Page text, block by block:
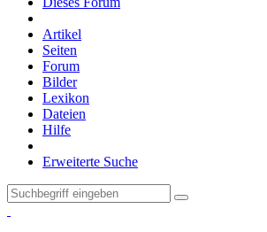
Artikel
Seiten
Forum
Bilder
Lexikon
Dateien
Hilfe
Erweiterte Suche